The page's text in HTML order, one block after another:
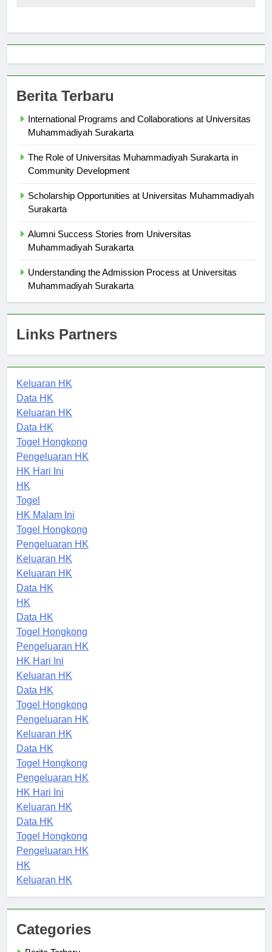
Berita Terbaru
International Programs and Collaborations at Universitas
The Role of Universitas Muhammadiyah Surakarta in
Scholarship Opportunities at Universitas Muhammadiyah
Alumni Success Stories from Universitas
Understanding the Admission Process at Universitas
Links Partners
Keluaran HK
Data HK
Keluaran HK
Data HK
Togel Hongkong
Pengeluaran HK
HK Hari Ini
HK
Togel
HK Malam Ini
Togel Hongkong
Pengeluaran HK
Keluaran HK
Keluaran HK
Data HK
HK
Data HK
Togel Hongkong
Pengeluaran HK
HK Hari Ini
Keluaran HK
Data HK
Togel Hongkong
Pengeluaran HK
Keluaran HK
Data HK
Togel Hongkong
Pengeluaran HK
HK Hari Ini
Keluaran HK
Data HK
Togel Hongkong
Pengeluaran HK
HK
Categories